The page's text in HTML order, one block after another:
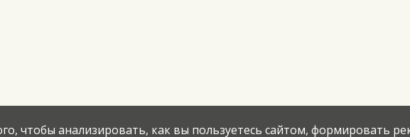
чтобы анализировать, как вы пользуетесь сайтом, формировать